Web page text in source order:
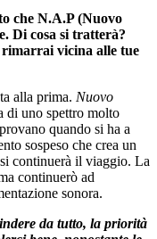
che N.A.P (Nuovo
Di cosa si tratterà?
vicina alle tue
alla prima. Nuovo
di uno spettro molto
quando si ha a
sospeso che crea un
continuerà il viaggio. La
continuerò ad
sonora.
da tutto, la priorità